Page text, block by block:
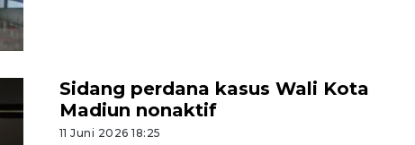
Sidang perdana kasus Wali Kota
Madiun nonaktif
11 Juni 2026 18:25